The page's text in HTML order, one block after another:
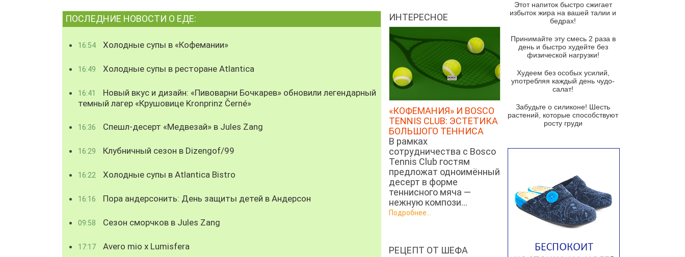
ПОСЛЕДНИЕ НОВОСТИ О ЕДЕ:
16:54 Холодные супы в «Кофемании»
16:49 Холодные супы в ресторане Atlantica
16:41
Новый вкус и дизайн: «Пивоварни Бочкарев» обновили легендарный
темный лагер «Крушовице Kronprinz Černé»
16:36 Спешл-десерт «Медвезай» в Jules Zang
16:29 Клубничный сезон в Dizengof/99
16:22 Холодные супы в Atlantica Bistro
16:16 Пора андерсонить: День защиты детей в Андерсон
09:58 Сезон сморчков в Jules Zang
17:17 Avero mio x Lumisfera
ИНТЕРЕСНОЕ
«КОФЕМАНИЯ» И BOSCO
TENNIS CLUB: ЭСТЕТИКА
БОЛЬШОГО ТЕННИСА
В рамках
сотрудничества с Bosco
Tennis Club гостям
предложат одноимённый
десерт в форме
теннисного мяча —
нежную компози...
Подробнее...
РЕЦЕПТ ОТ ШЕФА
Французский луковый суп
Суп из баклажанов с моцареллой
Грибной крем-суп с кростини с
козьим сыром
Суп мисо с зеленым луком и
тофу
из рукколы
Португальский чесночный суп с
Ирландский картофельный суп
Суп из пастернака
Пряный морковный суп во время
зимних холодов
Американский суп из красной
Этот напиток быстро сжигает
избыток жира на вашей талии и
бедрах!
Принимайте эту смесь 2 раза в
день и быстро худейте без
физической нагрузки!
Худеем без особых усилий,
употребляя каждый день чудо-
салат!
Забудьте о силиконе! Шесть
растений, которые способствуют
росту груди